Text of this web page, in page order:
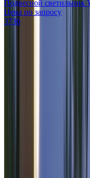
Подвесной светильник
Цена по запросу
3736